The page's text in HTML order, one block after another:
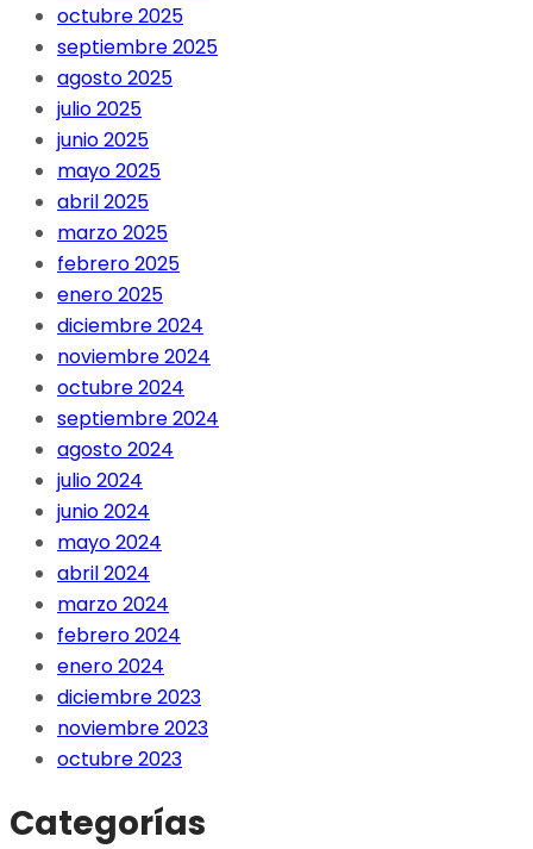
octubre 2025
septiembre 2025
agosto 2025
julio 2025
junio 2025
mayo 2025
abril 2025
marzo 2025
febrero 2025
enero 2025
diciembre 2024
noviembre 2024
octubre 2024
septiembre 2024
agosto 2024
julio 2024
junio 2024
mayo 2024
abril 2024
marzo 2024
febrero 2024
enero 2024
diciembre 2023
noviembre 2023
octubre 2023
Categorías